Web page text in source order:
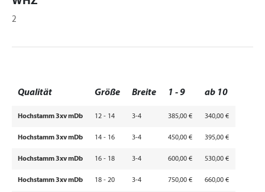
2
Qualität Größe Breite 1 - 9 ab 10
Hochstamm 3xv mDb 12 - 14 3-4 385,00 € 340,00 €
Hochstamm 3xv mDb 14 - 16 3-4 450,00 € 395,00 €
Hochstamm 3xv mDb 16 - 18 3-4 600,00 € 530,00 €
Hochstamm 3xv mDb 18 - 20 3-4 750,00 € 660,00 €